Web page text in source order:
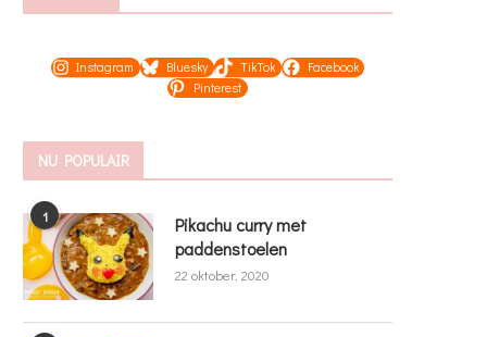
Instagram Bluesky TikTok
Facebook
Pinterest
NU POPULAIR
1
Pikachu curry met
paddenstoelen
22 oktober, 2020